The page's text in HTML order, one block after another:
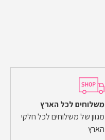
משלוחים לכל הארץ
מגוון של משלוחים לכל חלקי
הארץ